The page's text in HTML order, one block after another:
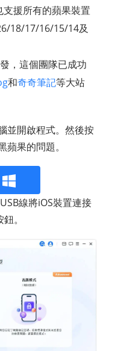
支援所有的蘋果裝置
18/17/16/15/14及
，這個團隊已成功
和奇奇筆記等大站
並開啟程式。然後按
果的問題。
線將iOS裝置連接
。